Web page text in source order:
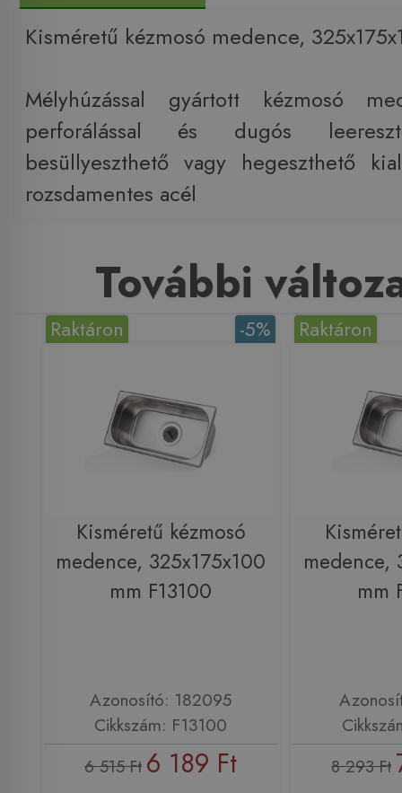
Kisméretű kézmosó medence,
Mélyhúzással gyártott kézmosó
perforálással és dugós
besüllyeszthető vagy hegeszthető
rozsdamentes acél
További
-5%
Raktáron
Kisméretű kézmosó
medence, 325x175x100
mm F13100
Azonosító: 182095
Cikkszám: F13100
6 515 Ft 6 189 Ft
Raktáron
medence,
mm
8 293 Ft